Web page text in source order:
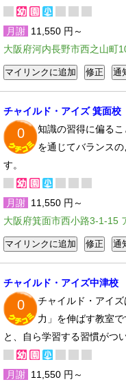
月謝 11,550 円～
大阪府河内長野市西之山町
チャイルド・アイズ 箕面校
0
知識の習得に偏るこ
を通じてバランス
す。
月謝 11,550 円～
大阪府箕面市西小路3-1-15
チャイルド・アイズ中津校
0
チャイルド・アイ
力」を伸ばす教室
と、自ら学習する習慣がつ
月謝 11,550 円～